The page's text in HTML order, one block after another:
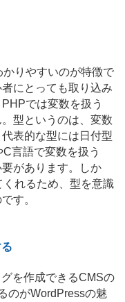
りやすいのが特徴で
にとっても取り込み
では変数を扱う
型というのは、変数
表的な型には日付型
言語で変数を扱う
があります。しか
れるため、型を意識
す。
を作成できるCMSの
のがWordPressの魅